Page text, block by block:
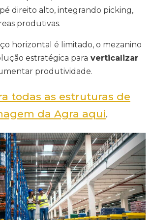
direito alto, integrando picking,
produtivas.
horizontal é limitado, o mezanino
estratégica para verticalizar
produtividade.
todas as estruturas de
da Agra aqui.